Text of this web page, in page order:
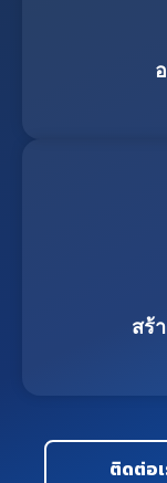
สร้
ติดต่อเ